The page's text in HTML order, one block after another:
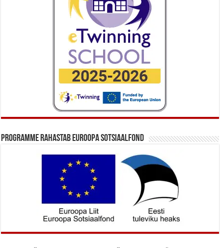
Programme rahastab Euroopa Sotsiaalfond